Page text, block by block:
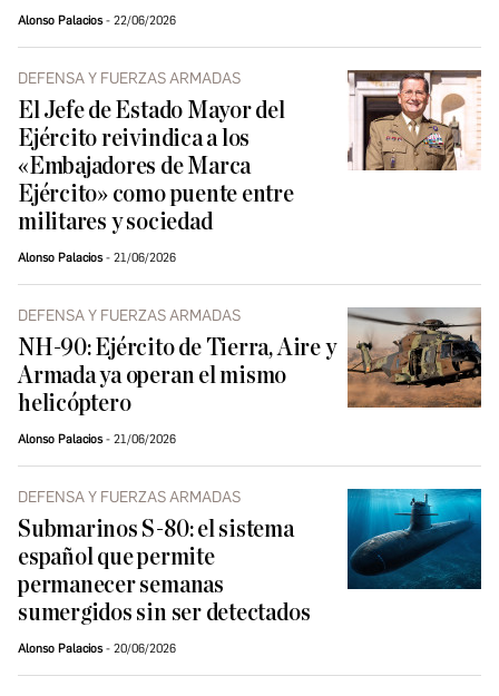
Alonso Palacios 22/06/2026
DEFENSA Y FUERZAS ARMADAS
El Jefe de Estado Mayor del
Ejército reivindica a los
«Embajadores de Marca
Ejército» como puente entre
militares y sociedad
Alonso Palacios 21/06/2026
DEFENSA Y FUERZAS ARMADAS
NH-90: Ejército de Tierra, Aire y
Armada ya operan el mismo
helicóptero
Alonso Palacios 21/06/2026
DEFENSA Y FUERZAS ARMADAS
Submarinos S-80: el sistema
español que permite
permanecer semanas
sumergidos sin ser detectados
Alonso Palacios 20/06/2026